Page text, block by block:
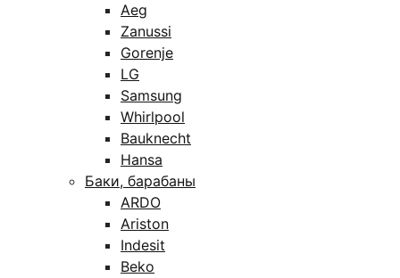
Aeg
Zanussi
Gorenje
LG
Samsung
Whirlpool
Bauknecht
Hansa
Баки, барабаны
ARDO
Ariston
Indesit
Beko